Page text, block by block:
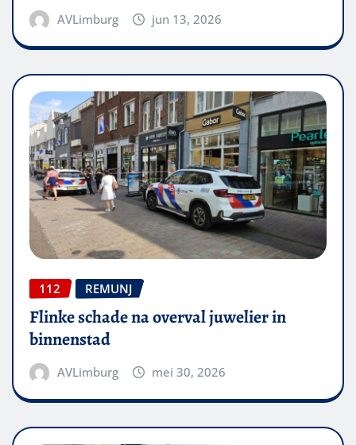
AVLimburg jun 13, 2026
112 REMUNJ
Flinke schade na overval juwelier in
binnenstad
AVLimburg mei 30, 2026